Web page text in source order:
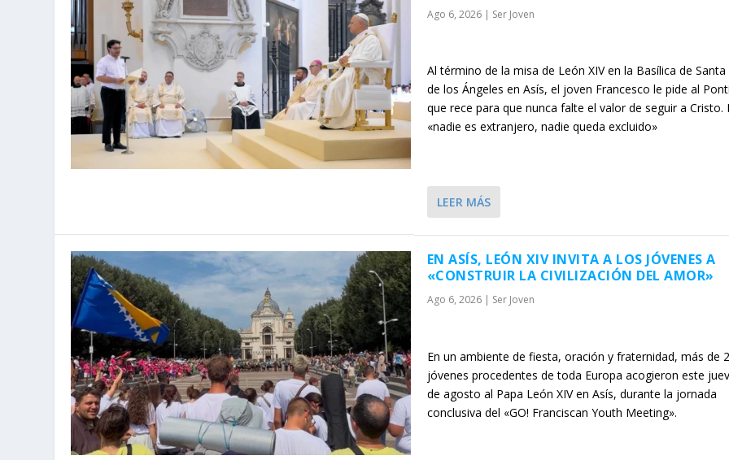
Ago 6, 2026| Ser Joven
Al término de la misa de León XIV en la Basílica de Santa
de los Ángeles en Asís, el joven Francesco le pide al
que rece para que nunca falte el valor de seguir a Cristo.
«nadie es extranjero, nadie queda excluido»
LEER MÁS
EN ASÍS, LEÓN XIV INVITA A LOS JÓVENES A
«CONSTRUIR LA CIVILIZACIÓN DEL AMOR»
Ago 6, 2026| Ser Joven
En un ambiente de fiesta, oración y fraternidad, más de
jóvenes procedentes de toda Europa acogieron este
de agosto al Papa León XIV en Asís, durante la jornada
conclusiva del «GO! Franciscan Youth Meeting».